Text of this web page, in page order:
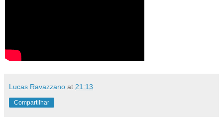
Lucas Ravazzano at 21:13
Compartilhar